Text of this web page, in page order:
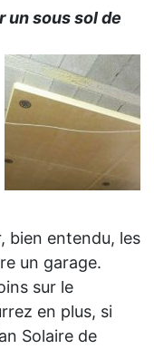
un sous sol de
bien entendu, les
un garage.
sur le
en plus, si
Solaire de